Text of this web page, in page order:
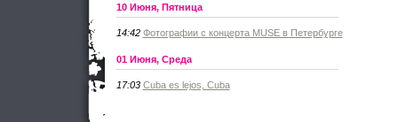
10 Июня, Пятница
14:42 Фотографии с концерта MUSE в Петербурге
01 Июня, Среда
17:03 Cuba es lejos, Cuba